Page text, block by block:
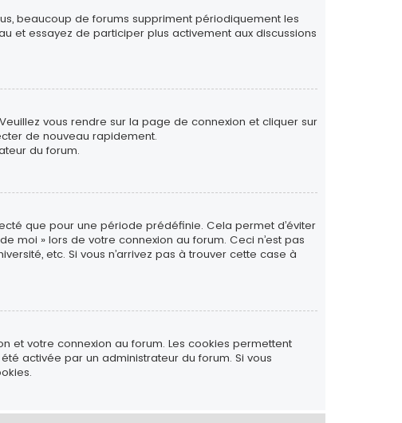
beaucoup de forums suppriment périodiquement les
et essayez de participer plus activement aux discussions
vous rendre sur la page de connexion et cliquer sur
de nouveau rapidement.
du forum.
que pour une période prédéfinie. Cela permet d’éviter
moi » lors de votre connexion au forum. Ceci n’est pas
etc. Si vous n’arrivez pas à trouver cette case à
et votre connexion au forum. Les cookies permettent
activée par un administrateur du forum. Si vous